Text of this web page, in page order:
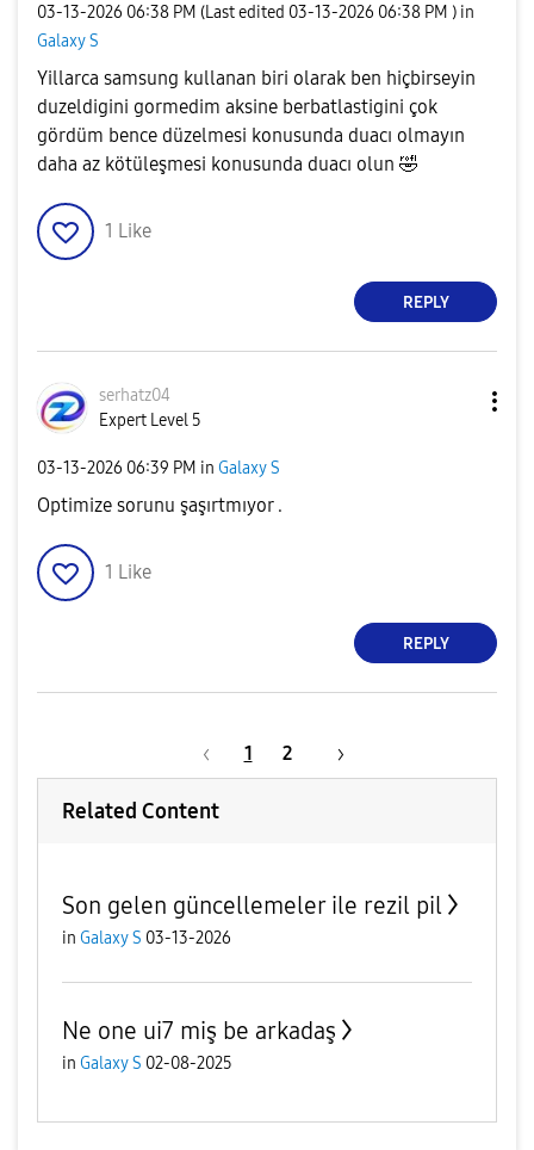
‎03-13-2026 06:38 PM (Last edited ‎03-13-2026 06:38 PM ) in
Galaxy S
Yillarca samsung kullanan biri olarak ben hiçbirseyin
duzeldigini gormedim aksine berbatlastigini çok
gördüm bence düzelmesi konusunda duacı olmayın
daha az kötüleşmesi konusunda duacı olun 🤣
1 Like
REPLY
serhatz04
Expert Level 5
‎03-13-2026 06:39 PM in Galaxy S
Optimize sorunu şaşırtmıyor .
1 Like
REPLY
1 2
Related Content
Son gelen güncellemeler ile rezil pil
in Galaxy S 03-13-2026
Ne one ui7 miş be arkadaş
in Galaxy S 02-08-2025